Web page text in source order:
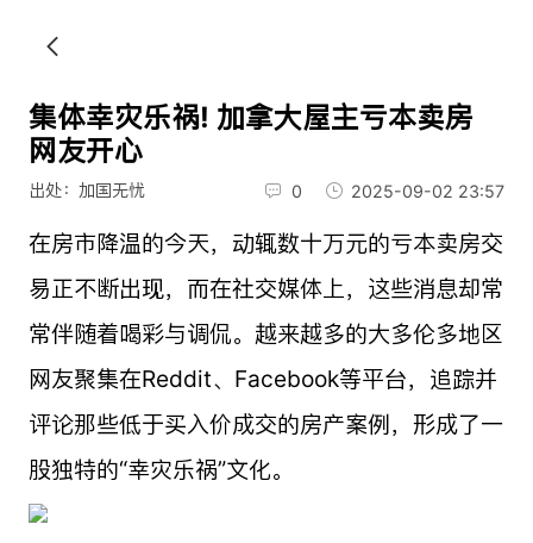
集体幸灾乐祸! 加拿大屋主亏本卖房
网友开心
出处：加国无忧 0 2025-09-02 23:57
在房市降温的今天，动辄数十万元的亏本卖房交
易正不断出现，而在社交媒体上，这些消息却常
常伴随着喝彩与调侃。越来越多的大多伦多地区
网友聚集在Reddit、Facebook等平台，追踪并
评论那些低于买入价成交的房产案例，形成了一
股独特的“幸灾乐祸”文化。